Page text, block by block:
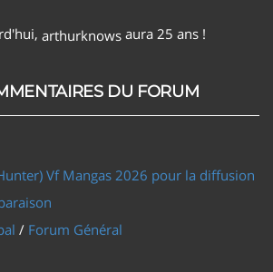
arthurknows aura 25 ans !
DU FORUM
Vf Mangas 2026 pour la diffusion
/ Forum Général